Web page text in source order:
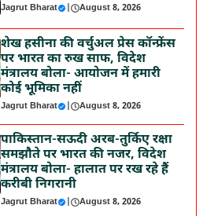
Jagrut Bharat | August 8, 2026
शेख हसीना की वर्चुअल प्रेस कॉन्फ्रेंस
पर भारत का रुख साफ, विदेश
मंत्रालय बोला- आयोजन में हमारी
कोई भूमिका नहीं
Jagrut Bharat | August 8, 2026
पाकिस्तान-सऊदी अरब-तुर्किए रक्षा
समझौते पर भारत की नजर, विदेश
मंत्रालय बोला- हालात पर रख रहे हैं
करीबी निगरानी
Jagrut Bharat | August 8, 2026